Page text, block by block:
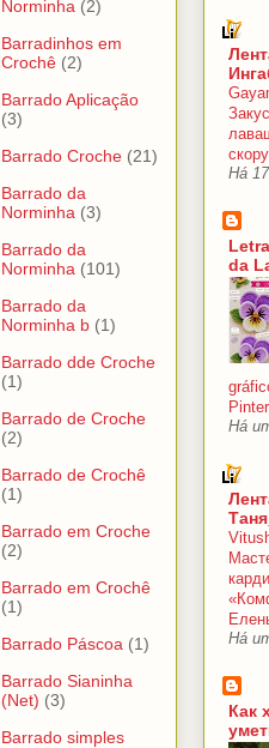
Norminha (2)
Barradinhos em
Crochê (2)
Barrado Aplicação
(3)
Barrado Croche (21)
Barrado da
Norminha (3)
Barrado da
Norminha (101)
Barrado da
Norminha b (1)
Barrado dde Croche
(1)
Barrado de Croche
(2)
Barrado de Crochê
(1)
Barrado em Croche
(2)
Barrado em Crochê
(1)
Barrado Páscoa (1)
Barrado Sianinha
(Net) (3)
Barrado simples
Há
da
Há
Há
Как